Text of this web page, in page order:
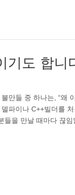
기도 합니
만들 중 하나는, “왜
파이나 C++빌더를
들을 만날 때마다 끊임